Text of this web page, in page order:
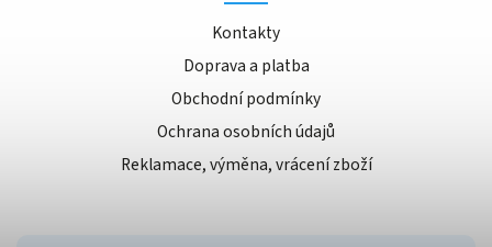
Kontakty
Doprava a platba
Obchodní podmínky
Ochrana osobních údajů
Reklamace, výměna, vrácení zboží